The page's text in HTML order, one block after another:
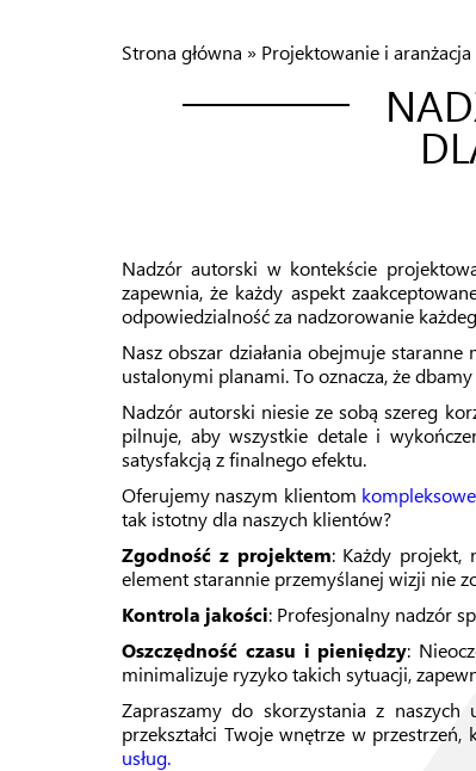
Strona główna » Projektowanie i
Nadzór autorski w kontekście
zapewnia, że każdy aspekt
odpowiedzialność za nadzorowanie
Nasz obszar działania obejmuje
ustalonymi planami. To oznacza, że
Nadzór autorski niesie ze sobą szereg
pilnuje, aby wszystkie detale i
satysfakcją z finalnego efektu.
Oferujemy naszym klientom
tak istotny dla naszych klientów?
Zgodność z projektem: Każdy projekt,
element starannie przemyślanej wizji nie
Kontrola jakości: Profesjonalny nadzór
Oszczędność czasu i pieniędzy:
minimalizuje ryzyko takich sytuacji,
Zapraszamy do skorzystania z
przekształci Twoje wnętrze w
usług.